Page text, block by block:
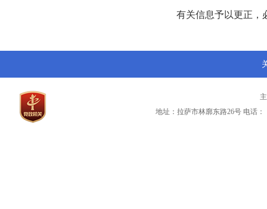
有关信息予以更正，
地址：拉萨市林廓东路26号 电话：